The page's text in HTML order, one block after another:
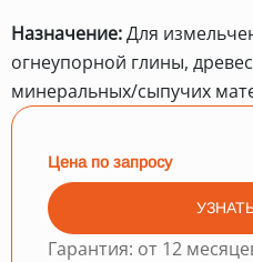
Назначение:Для
огнеупорной глины,
минеральных/сыпучих
Цена по запросу
Гарантия: от 12